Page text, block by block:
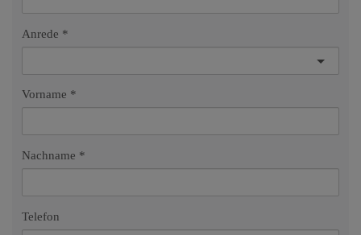
Anrede
Vorname
Nachname
Telefon